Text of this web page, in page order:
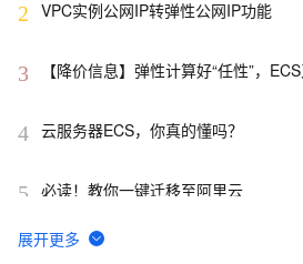
2 VPC实例公网IP转弹性公网IP功能
3 【降价信息】弹性计算好“任性”，
4 云服务器ECS，你真的懂吗？
5 必读！教你一键迁移至阿里云
6
云服务器ECS还原安全组规则功能介绍